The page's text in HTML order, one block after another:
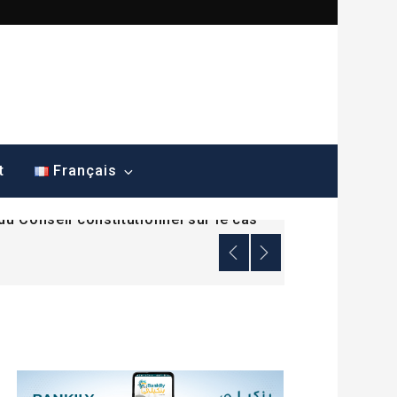
Français
Conseil constitutionnel sur le cas